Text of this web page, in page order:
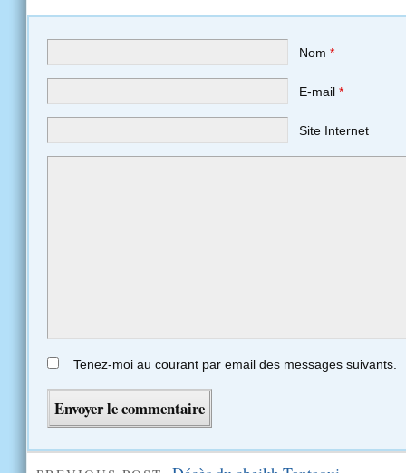
Nom*
E-mail*
Site Internet
Tenez-moi au courant par email des messages suivants.